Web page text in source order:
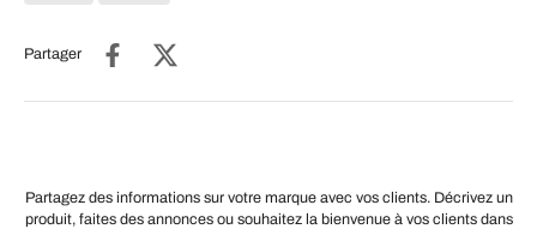
Partager
Partagez des informations sur votre marque avec vos clients. Décrivez un
produit, faites des annonces ou souhaitez la bienvenue à vos clients dans